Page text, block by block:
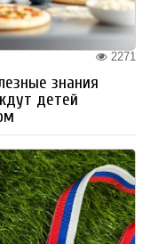
2271
знания
детей